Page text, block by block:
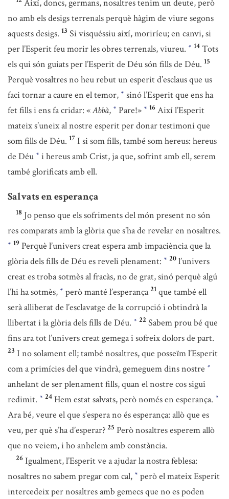
Així, doncs, germans, nosaltres tenim un deute, però
no amb els desigs terrenals perquè hàgim de viure segons
aquests desigs. 13 Si visquéssiu així, moriríeu; en canvi, si
per l’Esperit feu morir les obres terrenals, viureu. * 14 Tots
els qui són guiats per l’Esperit de Déu són fills de Déu. 15
Perquè vosaltres no heu rebut un esperit d’esclaus que us
faci tornar a caure en el temor, * sinó l’Esperit que ens ha
fet fills i ens fa cridar: «Abbà, * Pare!» * 16 Així l’Esperit
mateix s’uneix al nostre esperit per donar testimoni que
som fills de Déu. 17 I si som fills, també som hereus: hereus
de Déu * i hereus amb Crist, ja que, sofrint amb ell, serem
també glorificats amb ell.
Salvats en esperança
18 Jo penso que els sofriments del món present no són
res comparats amb la glòria que s’ha de revelar en nosaltres.
* 19 Perquè l’univers creat espera amb impaciència que la
glòria dels fills de Déu es reveli plenament: * 20 l’univers
creat es troba sotmès al fracàs, no de grat, sinó perquè algú
l’hi ha sotmès, * però manté l’esperança 21 que també ell
serà alliberat de l’esclavatge de la corrupció i obtindrà la
llibertat i la glòria dels fills de Déu. * 22 Sabem prou bé que
fins ara tot l’univers creat gemega i sofreix dolors de part.
23 I no solament ell; també nosaltres, que posseïm l’Esperit
com a primícies del que vindrà, gemeguem dins nostre *
anhelant de ser plenament fills, quan el nostre cos sigui
redimit. * 24 Hem estat salvats, però només en esperança. *
Ara bé, veure el que s’espera no és esperança: allò que es
veu, per què s’ha d’esperar? 25 Però nosaltres esperem allò
que no veiem, i ho anhelem amb constància.
26 Igualment, l’Esperit ve a ajudar la nostra feblesa:
nosaltres no sabem pregar com cal, * però el mateix Esperit
intercedeix per nosaltres amb gemecs que no es poden